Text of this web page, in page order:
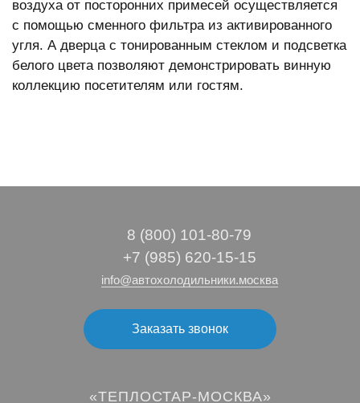
воздуха от посторонних примесей осуществляется
с помощью сменного фильтра из активированного
угля. А дверца с тонированным стеклом и подсветка
белого цвета позволяют демонстрировать винную
коллекцию посетителям или гостям.
8 (800) 101‑80‑79
+7 (985) 620-15-15
info@автохолодильники.москва
Заказать звонок
«ТЕПЛОСТАР-МОСКВА»